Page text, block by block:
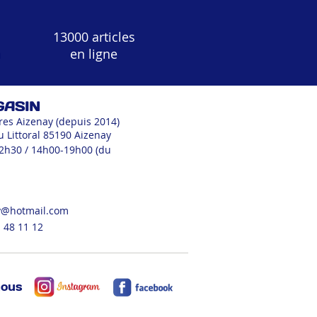
13000 articles
en ligne
Aizenay (depuis 2014)
Littoral 85190 Aizenay
/ 14h00-19h00 (du
48 11 12